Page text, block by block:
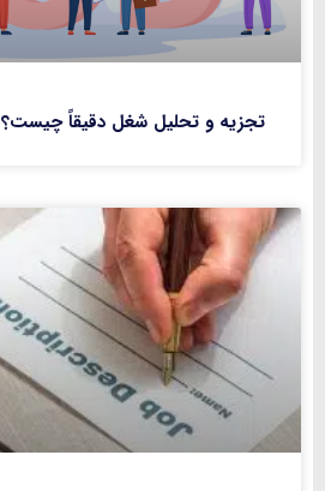
تجزیه و تحلیل شغل دقیقاً چیست؟